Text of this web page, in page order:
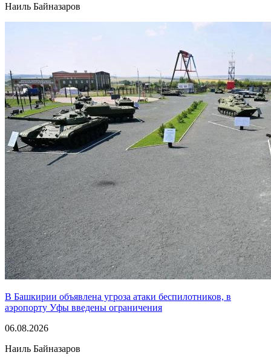
Наиль Байназаров
В Башкирии объявлена угроза атаки беспилотников, в
аэропорту Уфы введены ограничения
06.08.2026
Наиль Байназаров